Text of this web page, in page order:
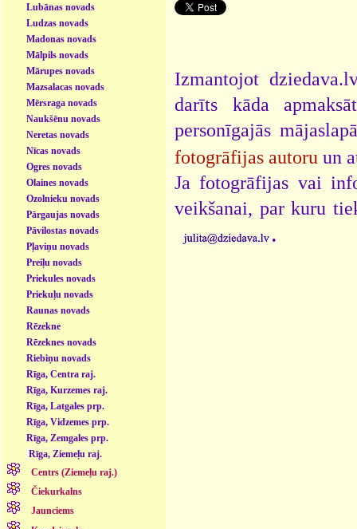
Lubānas novads
Ludzas novads
Madonas novads
Mālpils novads
Mārupes novads
Mazsalacas novads
Mērsraga novads
Naukšēnu novads
Neretas novads
Nīcas novads
Ogres novads
Olaines novads
Ozolnieku novads
Pārgaujas novads
Pāvilostas novads
Pļaviņu novads
Preiļu novads
Priekules novads
Priekuļu novads
Raunas novads
Rēzekne
Rēzeknes novads
Riebiņu novads
Rīga, Centra raj.
Rīga, Kurzemes raj.
Rīga, Latgales prp.
Rīga, Vidzemes prp.
Rīga, Zemgales prp.
Rīga, Ziemeļu raj.
Centrs (Ziemeļu raj.)
Čiekurkalns
Jaunciems
Izmantojot
darīts kāda
personīgajās
fotogrāfijas autoru un
Ja fotogrāfijas vai
veikšanai, par kuru
.